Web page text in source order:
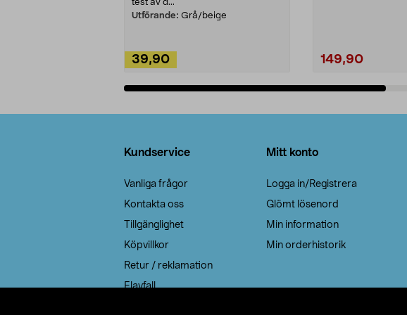
test av d...
Utförande: Grå/beige
39,90 149,90
Kundservice
Vanliga frågor
Kontakta oss
Tillgänglighet
Köpvillkor
Retur / reklamation
Elavfall
Mitt konto
Logga in/Registrera
Glömt lösenord
Min information
Min orderhistorik